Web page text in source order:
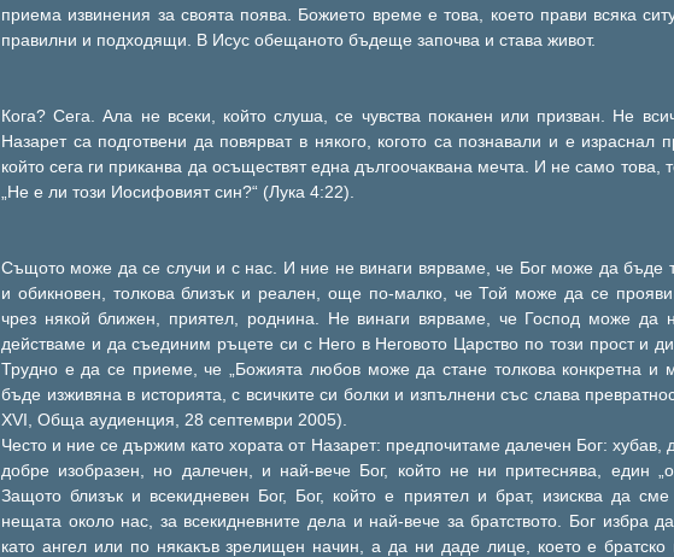
приема извинения за своята поява. Божието време е това, което прави всяка
правилни и подходящи. В Исус обещаното бъдеще започва и става живот.
Кога? Сега. Ала не всеки, който слуша, се чувства поканен или призван. Не
Назарет са подготвени да повярват в някого, когото са познавали и е израснал
който сега ги приканва да осъществят една дългоочаквана мечта. И не само това,
„Не е ли този Иосифовият син?“ (Лука 4:22).
Същото може да се случи и с нас. И ние не винаги вярваме, че Бог може да бъде
и обикновен, толкова близък и реален, още по-малко, че Той може да се
чрез някой ближен, приятел, роднина. Не винаги вярваме, че Господ може да
действаме и да съединим ръцете си с Него в Неговото Царство по този прост и
Трудно е да се приеме, че „Божията любов може да стане толкова конкретна и
бъде изживяна в историята, с всичките си болки и изпълнени със слава
ХVІ, Обща аудиенция, 28 септември 2005).
Често и ние се държим като хората от Назарет: предпочитаме далечен Бог: хубав,
добре изобразен, но далечен, и най-вече Бог, който не ни притеснява, един
Защото близък и всекидневен Бог, Бог, който е приятел и брат, изисква да сме
нещата около нас, за всекидневните дела и най-вече за братството. Бог избра
като ангел или по някакъв зрелищен начин, а да ни даде лице, което е братско